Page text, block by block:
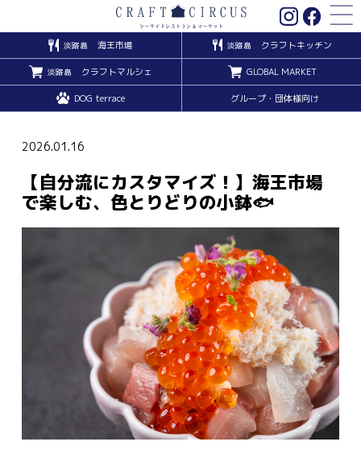
淡路島 海王市場 淡路島 クラフトキッチン
淡路島 クラフトマルシェ GLOBAL MARKET
DOG terrace グループ・団体様向け
2026.01.16
【自分流にカスタマイズ！】海王市場
で楽しむ、色とりどりの小鉢🐟